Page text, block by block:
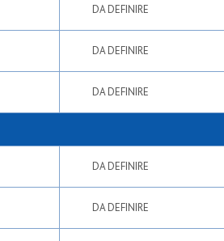
DA DEFINIRE
DA DEFINIRE
DA DEFINIRE
DA DEFINIRE
DA DEFINIRE